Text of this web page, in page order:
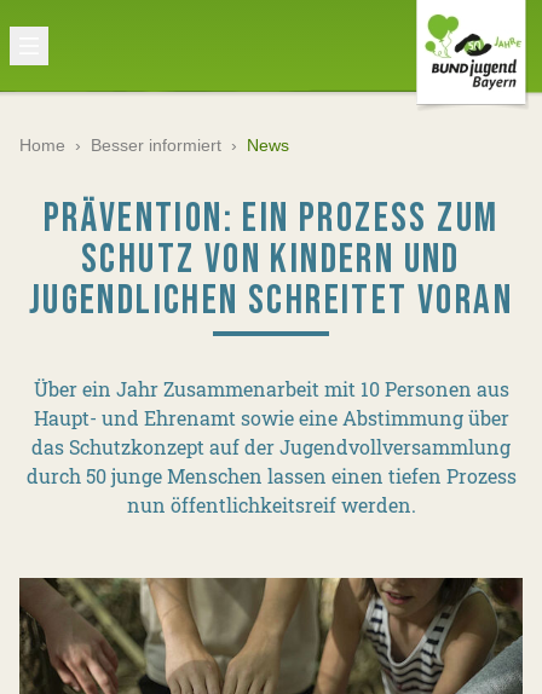
Home › Besser informiert › News
PRÄVENTION: EIN PROZESS ZUM
SCHUTZ VON KINDERN UND
JUGENDLICHEN SCHREITET VORAN
Über ein Jahr Zusammenarbeit mit 10 Personen aus
Haupt- und Ehrenamt sowie eine Abstimmung über
das Schutzkonzept auf der Jugendvollversammlung
durch 50 junge Menschen lassen einen tiefen Prozess
nun öffentlichkeitsreif werden.